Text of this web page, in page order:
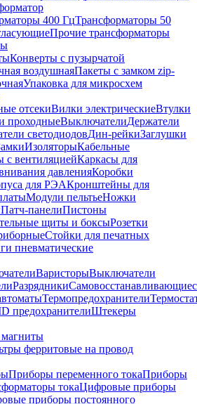
400 ГцТрансформаторы 50
Прочие трансформаторы
Конверты с пузырчатой
воздушнаяПакеты с замком zip-
Упаковка для микросхем
отсекиВилки электрическиеВтулки
проходныеВыключателиДержатели
светодиодовДин-рейкиЗаглушки
ИзоляторыКабельные
с вентиляциейКаркасы для
давленияКоробки
для РЭАКронштейны для
Модули пельтьеНожки
Патч-панелиПистоны
щиты и боксыРозетки
Стойки для печатных
пневматические
ВаристорыВыключатели
Разрядники
Термопредохранители
предохранителиШтекеры
ферритовые на провод
Приборы переменного токаПриборы
токаЦифровые приборы
приборы постоянного